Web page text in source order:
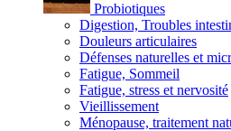
Probiotiques
Digestion, Troubles
Douleurs articulaires
Défenses naturelles et
Fatigue, Sommeil
Fatigue, stress et nervosité
Vieillissement
Ménopause, traitement